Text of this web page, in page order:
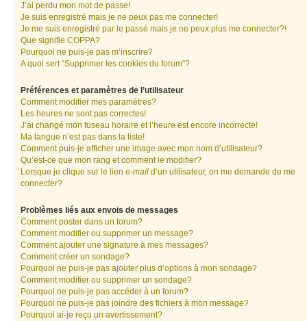
J’ai perdu mon mot de passe!
Je suis enregistré mais je ne peux pas me connecter!
Je me suis enregistré par le passé mais je ne peux plus me connecter?!
Que signifie COPPA?
Pourquoi ne puis-je pas m’inscrire?
A quoi sert “Supprimer les cookies du forum”?
Préférences et paramètres de l’utilisateur
Comment modifier mes paramètres?
Les heures ne sont pas correctes!
J’ai changé mon fuseau horaire et l’heure est encore incorrecte!
Ma langue n’est pas dans la liste!
Comment puis-je afficher une image avec mon nom d’utilisateur?
Qu’est-ce que mon rang et comment le modifier?
Lorsque je clique sur le lien e-mail d’un utilisateur, on me demande de me
connecter?
Problèmes liés aux envois de messages
Comment poster dans un forum?
Comment modifier ou supprimer un message?
Comment ajouter une signature à mes messages?
Comment créer un sondage?
Pourquoi ne puis-je pas ajouter plus d’options à mon sondage?
Comment modifier ou supprimer un sondage?
Pourquoi ne puis-je pas accéder à un forum?
Pourquoi ne puis-je pas joindre des fichiers à mon message?
Pourquoi ai-je reçu un avertissement?